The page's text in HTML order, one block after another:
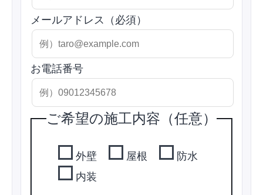
メールアドレス（必須）
お電話番号
ご希望の施工内容（任意）
外壁 屋根
防水
内装